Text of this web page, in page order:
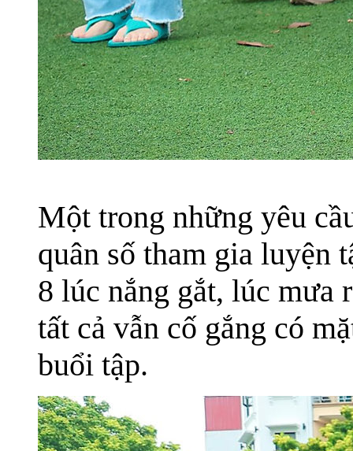
Một trong những yêu
quân số tham gia luyện
8 lúc nắng gắt, lúc mưa
tất cả vẫn cố gắng có
buổi tập.